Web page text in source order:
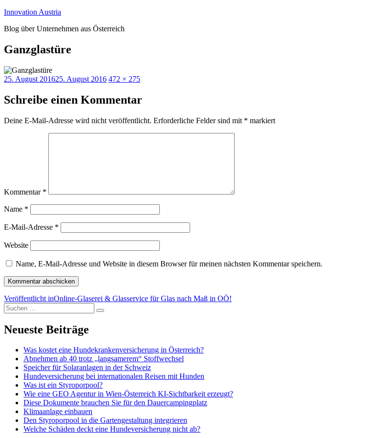
Zum
springen
Innovation Austria
Blog über Unternehmen aus Österreich
Ganzglastüre
Veröffentlicht
25. August 201625. August 2016 Originalgröße
472 × 275
Schreibe einen Kommentar
Deine E-Mail-Adresse wird nicht veröffentlicht. Erforderliche Felder sind mit * markiert
Kommentar *
Name *
E-Mail-Adresse *
Website
Name, E-Mail-Adresse und Website in diesem Browser für meinen nächsten Kommentar speichern.
Beitragsnavigation
Veröffentlicht inOnline-Glaserei & Glasservice für Glas nach Maß in OÖ!
Suchen
nach:
Suchen
Neueste Beiträge
Was kostet eine Hundekrankenversicherung in Österreich?
Abnehmen ab 40 trotz „langsamerem“ Stoffwechsel
Speicher für Solaranlagen in der Schweiz
Hundeversicherung bei internationalen Reisen mit Hunden
Was ist ein Styroporpool?
Wie eine GEO Agentur in Wien-Österreich KI-Sichtbarkeit erzeugt?
Diese Dokumente brauchen Sie für den Dauercampingplatz
Klimaanlage einbauen
Den Styroporpool in die Gartengestaltung integrieren
Welche Schäden deckt eine Hundeversicherung nicht ab?